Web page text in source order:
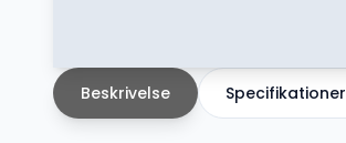
Specifikationer
Beskrivelse